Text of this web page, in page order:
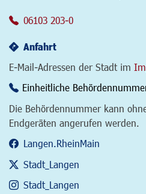
06103 203-0
Anfahrt
E-Mail-Adressen der Stadt im
Einheitliche
Die Behördennummer kann
Endgeräten angerufen werden.
Langen.RheinMain
Stadt_Langen
Stadt_Langen